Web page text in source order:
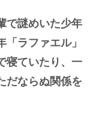
で謎めいた少年
「ラファエル」
寝ていたり、一
だならぬ関係を